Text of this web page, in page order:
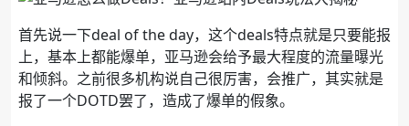
首先说一下deal of the day，这个deals特点就是只要能报
上，基本上都能爆单，亚马逊会给予最大程度的流量曝光
和倾斜。之前很多机构说自己很厉害，会推广，其实就是
报了一个DOTD罢了，造成了爆单的假象。